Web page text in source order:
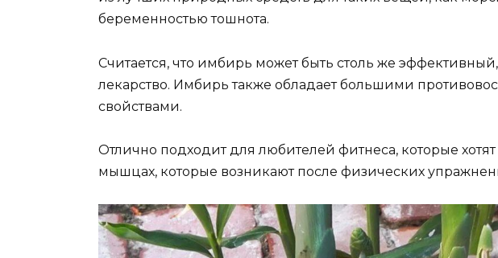
беременностью тошнота.
Считается, что имбирь может быть столь же
лекарство. Имбирь также обладает большими
свойствами.
Отлично подходит для любителей фитнеса, которые
мышцах, которые возникают после физических